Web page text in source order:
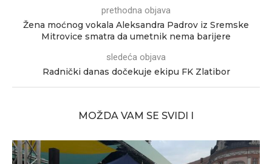
prethodna objava
Žena moćnog vokala Aleksandra Padrov iz Sremske
Mitrovice smatra da umetnik nema barijere
sledeća objava
Radnički danas dočekuje ekipu FK Zlatibor
MOŽDA VAM SE SVIDI I